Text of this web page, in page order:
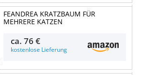
FEANDREA KRATZBAUM FÜR
MEHRERE KATZEN
ca.76 €
kostenlose Lieferung